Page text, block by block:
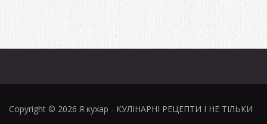
Copyright © 2026 Я кухар - КУЛІНАРНІ РЕЦЕПТИ І НЕ ТІЛЬКИ